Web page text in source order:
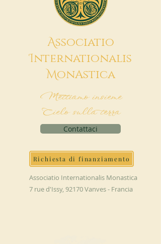
Associatio
Internationalis
MonAstica
Mettiamo insieme
Cielo sulla terra
Contattaci
Richiesta di finanziamento
Associatio Internationalis Monastica
7 rue d'Issy, 92170 Vanves - Francia